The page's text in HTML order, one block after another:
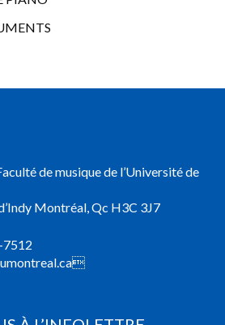
de musique de l’Université de
Montréal, Qc H3C 3J7
7512
